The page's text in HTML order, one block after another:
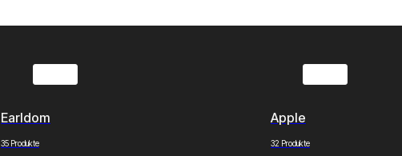
Earldom
35 Produkte
Apple
32 Produkte